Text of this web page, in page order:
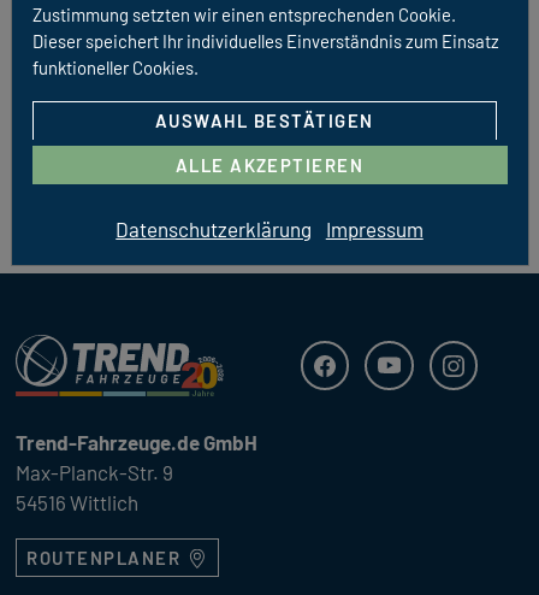
ERFAHREN
Trend Fahrzeuge
FacebookYoutube
Trend-Fahrzeuge.de GmbH
Max-Planck-Str. 9
54516 Wittlich
ROUTENPLANER
Zustimmung setzten wir einen entsprechenden Cookie.
Dieser speichert Ihr individuelles Einverständnis zum Einsatz
funktioneller Cookies.
AUSWAHL BESTÄTIGEN
ALLE AKZEPTIEREN
Datenschutzerklärung Impressum